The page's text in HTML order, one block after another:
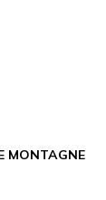
MONTAGNE